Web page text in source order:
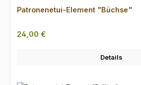
Patronenetui-Element "Büchse"
Regulärer Preis:
24,00 €
Details